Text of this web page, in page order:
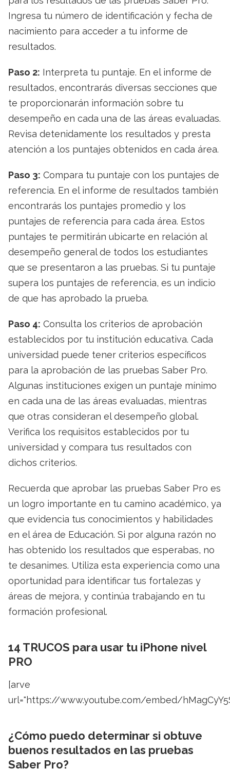
Ingresa tu número de identificación y fecha de
nacimiento para acceder a tu informe de
resultados.
Paso 2: Interpreta tu puntaje. En el informe de
resultados, encontrarás diversas secciones que
te proporcionarán información sobre tu
desempeño en cada una de las áreas evaluadas.
Revisa detenidamente los resultados y presta
atención a los puntajes obtenidos en cada área.
Paso 3: Compara tu puntaje con los puntajes de
referencia. En el informe de resultados también
encontrarás los puntajes promedio y los
puntajes de referencia para cada área. Estos
puntajes te permitirán ubicarte en relación al
desempeño general de todos los estudiantes
que se presentaron a las pruebas. Si tu puntaje
supera los puntajes de referencia, es un indicio
de que has aprobado la prueba.
Paso 4: Consulta los criterios de aprobación
establecidos por tu institución educativa. Cada
universidad puede tener criterios específicos
para la aprobación de las pruebas Saber Pro.
Algunas instituciones exigen un puntaje mínimo
en cada una de las áreas evaluadas, mientras
que otras consideran el desempeño global.
Verifica los requisitos establecidos por tu
universidad y compara tus resultados con
dichos criterios.
Recuerda que aprobar las pruebas Saber Pro es
un logro importante en tu camino académico, ya
que evidencia tus conocimientos y habilidades
en el área de Educación. Si por alguna razón no
has obtenido los resultados que esperabas, no
te desanimes. Utiliza esta experiencia como una
oportunidad para identificar tus fortalezas y
áreas de mejora, y continúa trabajando en tu
formación profesional.
14 TRUCOS para usar tu iPhone nivel
PRO
[arve
url="https://www.youtube.com/embed/
¿Cómo puedo determinar si obtuve
buenos resultados en las pruebas
Saber Pro?